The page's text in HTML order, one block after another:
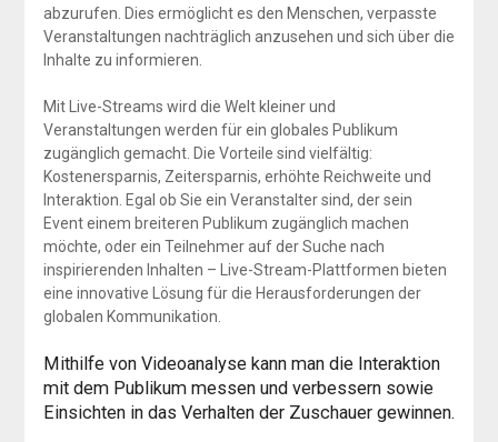
abzurufen. Dies ermöglicht es den Menschen, verpasste
Veranstaltungen nachträglich anzusehen und sich über die
Inhalte zu informieren.
Mit Live-Streams wird die Welt kleiner und
Veranstaltungen werden für ein globales Publikum
zugänglich gemacht. Die Vorteile sind vielfältig:
Kostenersparnis, Zeitersparnis, erhöhte Reichweite und
Interaktion. Egal ob Sie ein Veranstalter sind, der sein
Event einem breiteren Publikum zugänglich machen
möchte, oder ein Teilnehmer auf der Suche nach
inspirierenden Inhalten – Live-Stream-Plattformen bieten
eine innovative Lösung für die Herausforderungen der
globalen Kommunikation.
Mithilfe von Videoanalyse kann man die Interaktion
mit dem Publikum messen und verbessern sowie
Einsichten in das Verhalten der Zuschauer gewinnen.